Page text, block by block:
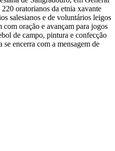
oratorianos da etnia xavante
salesianos e de voluntários leigos
oração e avançam para jogos
de campo, pintura e confecção
encerra com a mensagem de